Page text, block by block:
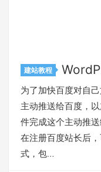
建站教程
为了加快百度对自
主动推送给百度，
件完成这个主动推
在注册百度站长后
式，包…